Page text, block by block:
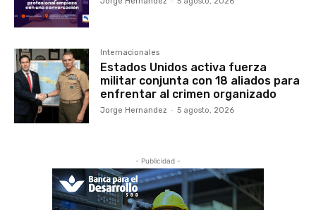
Internacionales
Estados Unidos activa fuerza
militar conjunta con 18 aliados para
enfrentar al crimen organizado
Jorge Hernandez - 5 agosto, 2026
- Publicidad -